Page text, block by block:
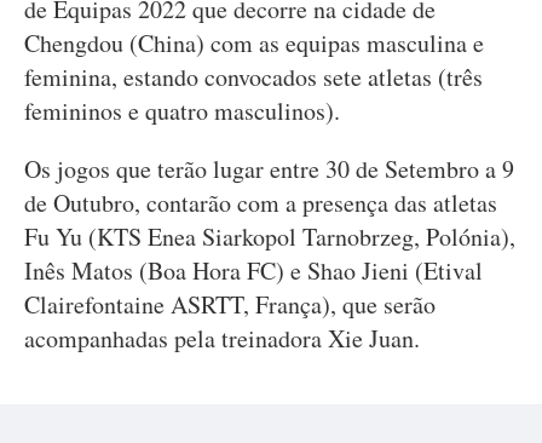
de Equipas 2022 que decorre na cidade de
Chengdou (China) com as equipas masculina e
feminina, estando convocados sete atletas (três
femininos e quatro masculinos).
Os jogos que terão lugar entre 30 de Setembro a 9
de Outubro, contarão com a presença das atletas
Fu Yu (KTS Enea Siarkopol Tarnobrzeg, Polónia),
Inês Matos (Boa Hora FC) e Shao Jieni (Etival
Clairefontaine ASRTT, França), que serão
acompanhadas pela treinadora Xie Juan.